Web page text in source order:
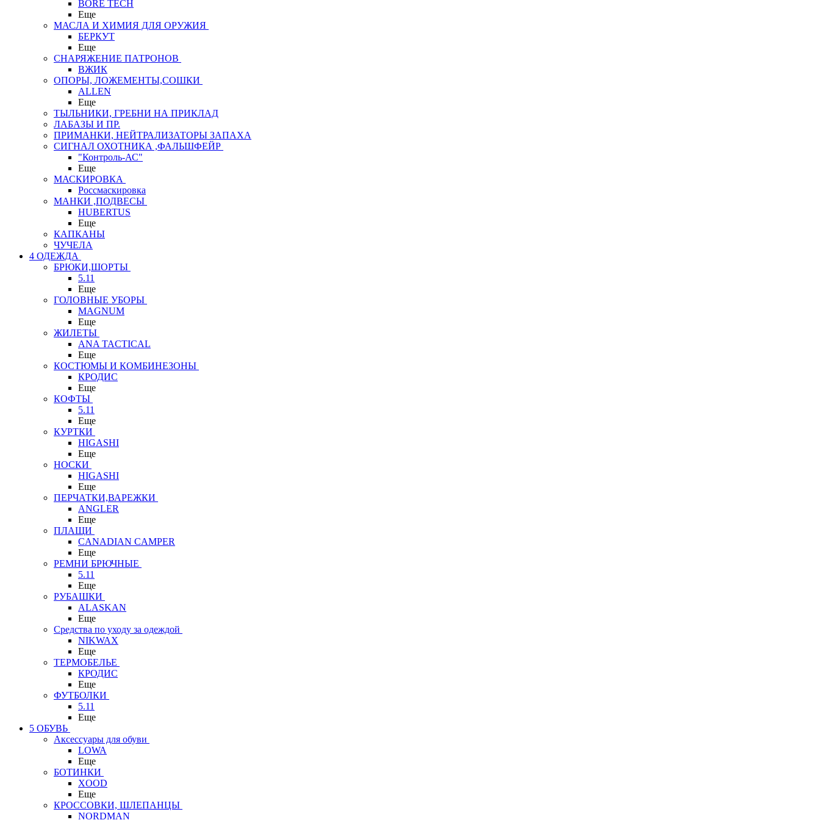
BORE TECH
Еще
МАСЛА И ХИМИЯ ДЛЯ ОРУЖИЯ
БЕРКУТ
Еще
СНАРЯЖЕНИЕ ПАТРОНОВ
ВЖИК
ОПОРЫ, ЛОЖЕМЕНТЫ,СОШКИ
ALLEN
Еще
ТЫЛЬНИКИ, ГРЕБНИ НА ПРИКЛАД
ЛАБАЗЫ И ПР.
ПРИМАНКИ, НЕЙТРАЛИЗАТОРЫ ЗАПАХА
СИГНАЛ ОХОТНИКА ,ФАЛЬШФЕЙР
"Контроль-АС"
Еще
МАСКИРОВКА
Россмаскировка
МАНКИ ,ПОДВЕСЫ
HUBERTUS
Еще
КАПКАНЫ
ЧУЧЕЛА
4 ОДЕЖДА
БРЮКИ,ШОРТЫ
5.11
Еще
ГОЛОВНЫЕ УБОРЫ
MAGNUM
Еще
ЖИЛЕТЫ
ANA TACTICAL
Еще
КОСТЮМЫ И КОМБИНЕЗОНЫ
КРОДИС
Еще
КОФТЫ
5.11
Еще
КУРТКИ
HIGASHI
Еще
НОСКИ
HIGASHI
Еще
ПЕРЧАТКИ,ВАРЕЖКИ
ANGLER
Еще
ПЛАЩИ
CANADIAN CAMPER
Еще
РЕМНИ БРЮЧНЫЕ
5.11
Еще
РУБАШКИ
ALASKAN
Еще
Средства по уходу за одеждой
NIKWAX
Еще
ТЕРМОБЕЛЬЕ
КРОДИС
Еще
ФУТБОЛКИ
5.11
Еще
5 ОБУВЬ
Аксессуары для обуви
LOWA
Еще
БОТИНКИ
XOOD
Еще
КРОССОВКИ, ШЛЕПАНЦЫ
NORDMAN